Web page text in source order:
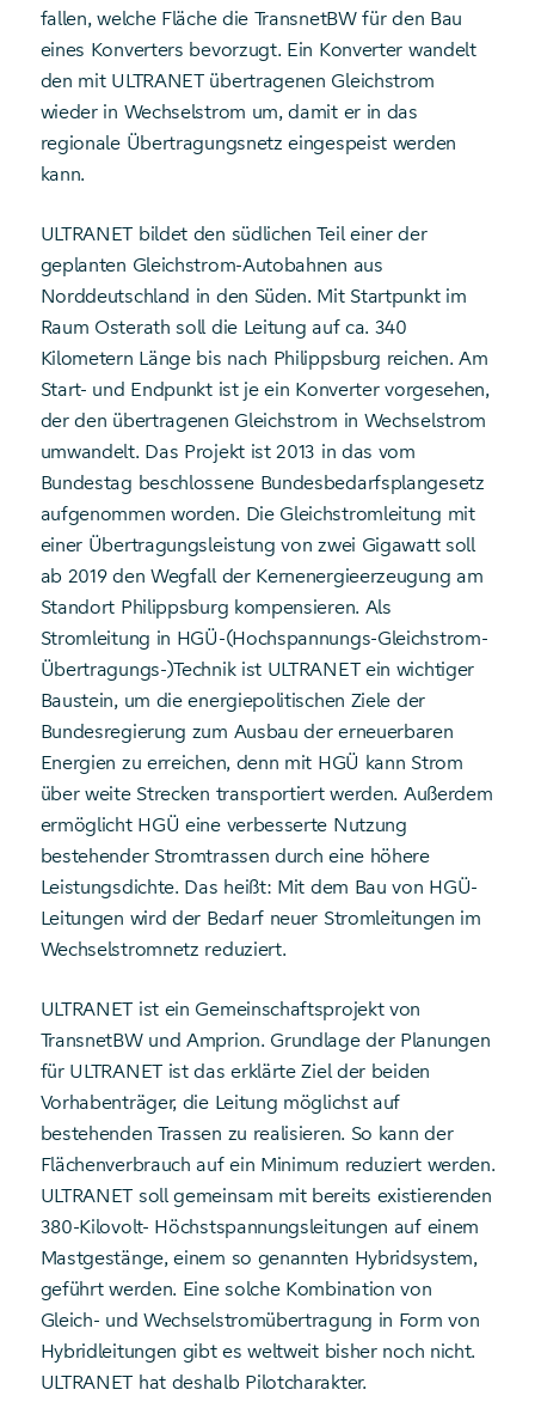
fallen, welche Fläche die TransnetBW für den Bau
eines Konverters bevorzugt. Ein Konverter wandelt
den mit ULTRANET übertragenen Gleichstrom
wieder in Wechselstrom um, damit er in das
regionale Übertragungsnetz eingespeist werden
kann.
ULTRANET bildet den südlichen Teil einer der
geplanten Gleichstrom-Autobahnen aus
Norddeutschland in den Süden. Mit Startpunkt im
Raum Osterath soll die Leitung auf ca. 340
Kilometern Länge bis nach Philippsburg reichen. Am
Start- und Endpunkt ist je ein Konverter vorgesehen,
der den übertragenen Gleichstrom in Wechselstrom
umwandelt. Das Projekt ist 2013 in das vom
Bundestag beschlossene Bundesbedarfsplangesetz
aufgenommen worden. Die Gleichstrom­leitung mit
einer Übertragungsleistung von zwei Gigawatt soll
ab 2019 den Wegfall der Kernenergieerzeugung am
Standort Philippsburg kompensieren. Als
Stromleitung in HGÜ-(Hochspannungs-Gleichstrom-
Übertragungs-)Technik ist ULTRANET ein wichtiger
Baustein, um die energiepolitischen Ziele der
Bundesregierung zum Ausbau der erneuerbaren
Energien zu erreichen, denn mit HGÜ kann Strom
über weite Strecken transportiert werden. Außerdem
ermöglicht HGÜ eine verbesserte Nutzung
bestehender Stromtrassen durch eine höhere
Leistungsdichte. Das heißt: Mit dem Bau von HGÜ-
Leitungen wird der Bedarf neuer Stromleitungen im
Wechselstromnetz reduziert.
ULTRANET ist ein Gemeinschaftsprojekt von
TransnetBW und Amprion. Grundlage der Planungen
für ULTRANET ist das erklärte Ziel der beiden
Vorhabenträger, die Leitung möglichst auf
bestehenden Trassen zu realisieren. So kann der
Flächenverbrauch auf ein Minimum reduziert werden.
ULTRANET soll gemeinsam mit bereits existierenden
380-Kilovolt- Höchstspannungsleitungen auf einem
Mastgestänge, einem so genannten Hybridsystem,
geführt werden. Eine solche Kombination von
Gleich- und Wechselstromübertragung in Form von
Hybridleitungen gibt es weltweit bisher noch nicht.
ULTRANET hat deshalb Pilotcharakter.